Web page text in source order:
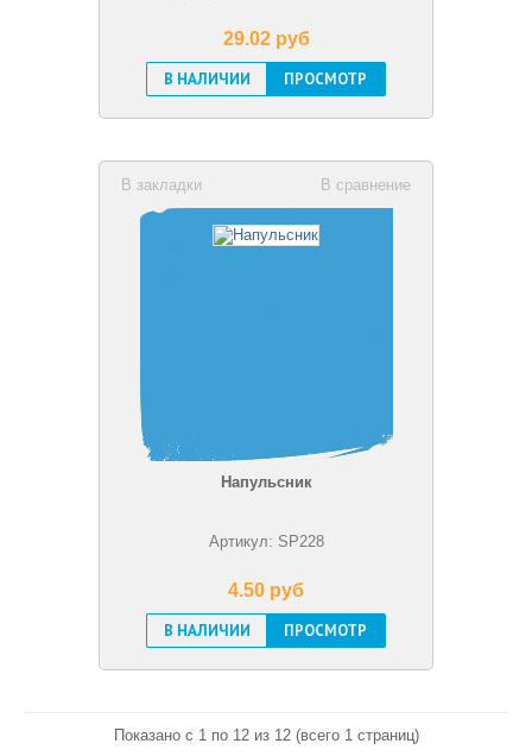
29.02 pуб
В НАЛИЧИИ
ПРОСМОТР
В сравнение
В закладки
Напульсник
Артикул: SP228
4.50 pуб
В НАЛИЧИИ
ПРОСМОТР
Показано с 1 по 12 из 12 (всего 1 страниц)